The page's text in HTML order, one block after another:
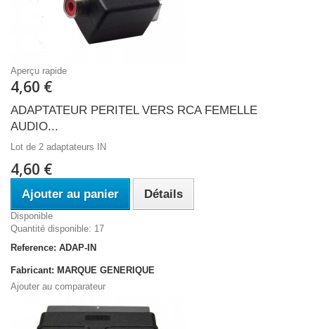
Aperçu rapide
4,60 €
ADAPTATEUR PERITEL VERS RCA FEMELLE
AUDIO...
Lot de 2 adaptateurs IN
4,60 €
Ajouter au panier Détails
Disponible
Quantité disponible: 17
Reference: ADAP-IN
Fabricant: MARQUE GENERIQUE
Ajouter au comparateur